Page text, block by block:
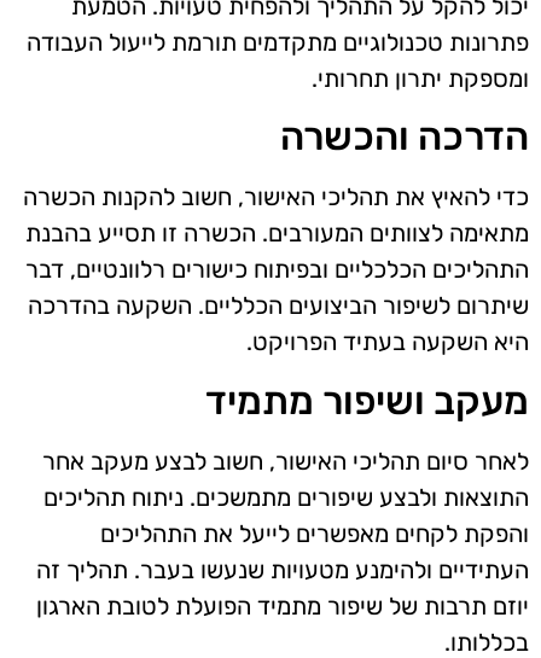
יכול להקל על התהליך ולהפחית טעויות. הטמעת
פתרונות טכנולוגיים מתקדמים תורמת לייעול העבודה
ומספקת יתרון תחרותי.
הדרכה והכשרה
כדי להאיץ את תהליכי האישור, חשוב להקנות הכשרה
מתאימה לצוותים המעורבים. הכשרה זו תסייע בהבנת
התהליכים הכלכליים ובפיתוח כישורים רלוונטיים, דבר
שיתרום לשיפור הביצועים הכלליים. השקעה בהדרכה
היא השקעה בעתיד הפרויקט.
מעקב ושיפור מתמיד
לאחר סיום תהליכי האישור, חשוב לבצע מעקב אחר
התוצאות ולבצע שיפורים מתמשכים. ניתוח תהליכים
והפקת לקחים מאפשרים לייעל את התהליכים
העתידיים ולהימנע מטעויות שנעשו בעבר. תהליך זה
יוזם תרבות של שיפור מתמיד הפועלת לטובת הארגון
בכללותו.